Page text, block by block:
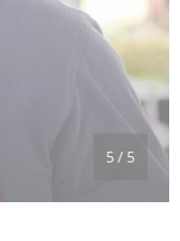
5 / 5